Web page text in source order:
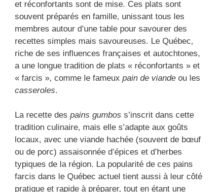
et réconfortants sont de mise. Ces plats sont
souvent préparés en famille, unissant tous les
membres autour d’une table pour savourer des
recettes simples mais savoureuses. Le Québec,
riche de ses influences françaises et autochtones,
a une longue tradition de plats « réconfortants » et
« farcis », comme le fameux pain de viande ou les
casseroles.
La recette des pains gumbos s’inscrit dans cette
tradition culinaire, mais elle s’adapte aux goûts
locaux, avec une viande hachée (souvent de bœuf
ou de porc) assaisonnée d’épices et d’herbes
typiques de la région. La popularité de ces pains
farcis dans le Québec actuel tient aussi à leur côté
pratique et rapide à préparer, tout en étant une